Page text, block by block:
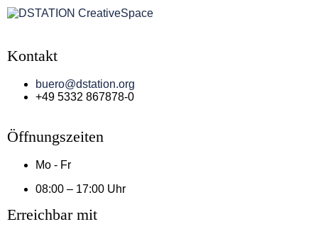
Kontakt
buero@dstation.org
+49 5332 867878-0
Öffnungszeiten
Mo - Fr
08:00 – 17:00 Uhr
Erreichbar mit